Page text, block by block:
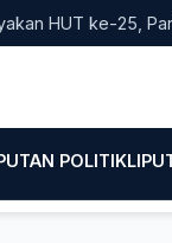
ke-25, Partai
POLITIK